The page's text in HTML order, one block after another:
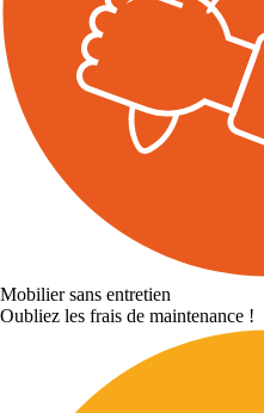
Mobilier sans entretien
Oubliez les frais de maintenance !